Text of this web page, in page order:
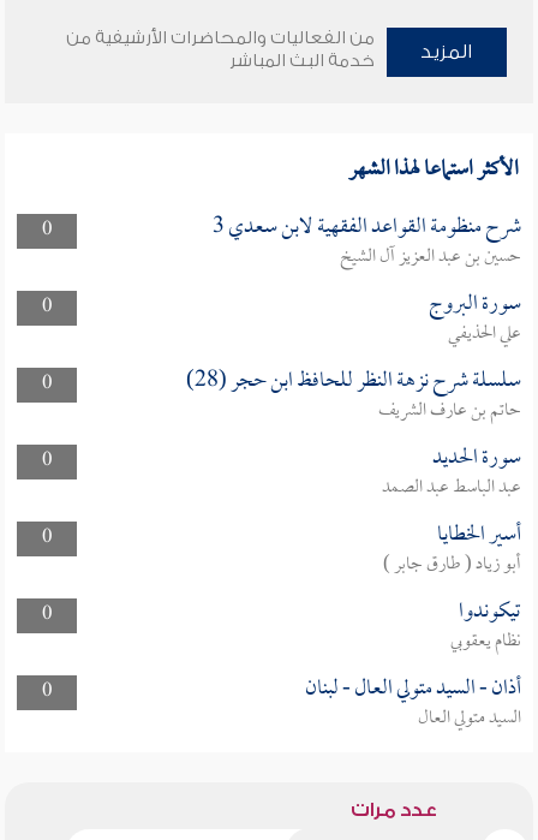
المزيد
من الفعاليات والمحاضرات الأرشيفية من
خدمة البث المباشر
الأكثر استماعا لهذا الشهر
0 شرح منظومة القواعد الفقهية لابن سعدي 3
حسين بن عبد العزيز آل الشيخ
0
سورة البروج
علي الحذيفي
0
سلسلة شرح نزهة النظر للحافظ ابن حجر (28)
حاتم بن عارف الشريف
0
سورة الحديد
عبد الباسط عبد الصمد
0
أسير الخطايا
أبو زياد ( طارق جابر )
0
تيكوندوا
نظام يعقوبي
0
أذان - السيد متولي العال - لبنان
السيد متولي العال
عدد مرات